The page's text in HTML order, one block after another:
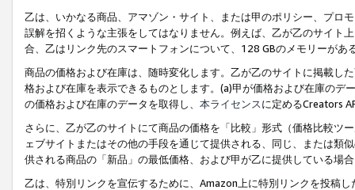
乙は、いかなる商品、アマゾン・サイト、または甲のポリシー、プロ
誤解を招くような主張をしてはなりません。例えば、乙が乙のサイト
合、乙はリンク先のスマートフォンについて、128 GBのメモリーがあ
商品の価格および在庫は、随時変化します。乙が乙のサイトに掲載し
格および在庫を表示できるものとします。(a)甲が価格および在庫の
の価格および在庫のデータを取得し、 本ライセンスに定めるCreators
さらに、乙が乙のサイトにて商品の価格を「比較」形式（価格比較ツ
ェブサイトまたはその他の手段を通じて提供される、同じ、または類
供される商品の「新品」の最低価格、および甲が乙に提供している場
乙は、特別リンクを宣伝するために、Amazon上に特別リンクを投稿